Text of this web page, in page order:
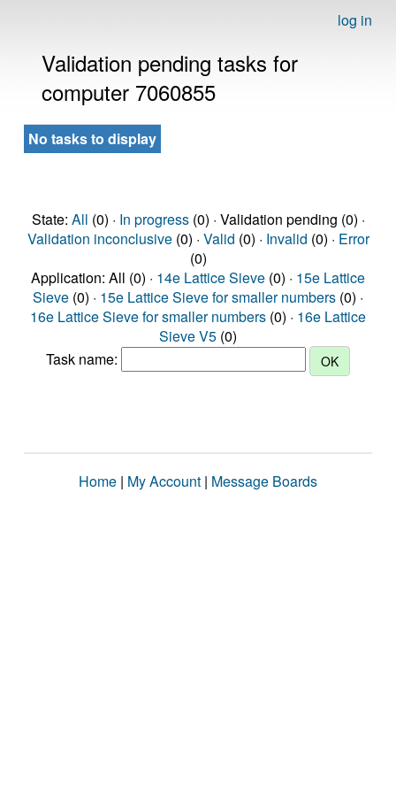
log in
Validation pending tasks for
computer 7060855
No tasks to display
State: All (0) · In progress(0) · Validation pending (0) ·
Validation inconclusive(0) · Valid (0) · Invalid (0) · Error
(0)
Application: All (0) · 14e Lattice Sieve (0) · 15e Lattice
Sieve (0) · 15e Lattice Sieve for smaller numbers (0) ·
16e Lattice Sieve for smaller numbers (0) · 16e Lattice
Sieve V5 (0)
Task name:
Home | My Account | Message Boards